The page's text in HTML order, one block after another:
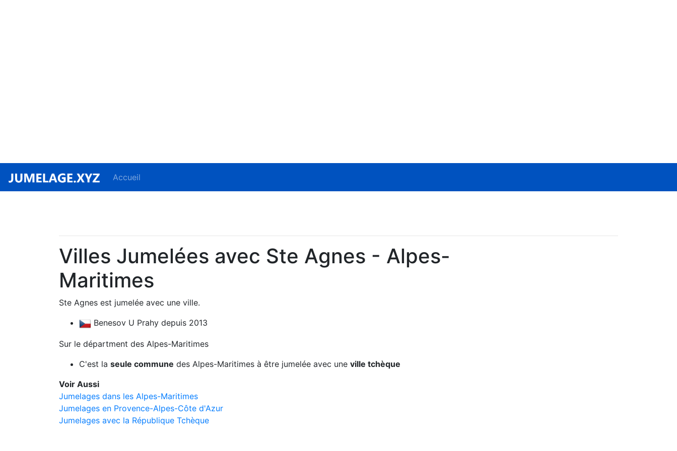
Accueil
Villes Jumelées avec Ste Agnes - Alpes-
Maritimes
Ste Agnes est jumelée avec une ville.
Benesov U Prahy depuis 2013
Sur le départment des Alpes-Maritimes
C'est la seule commune des Alpes-Maritimes à être jumelée avec une ville tchèque
Voir Aussi
Jumelages dans les Alpes-Maritimes
Jumelages en Provence-Alpes-Côte d'Azur
Jumelages avec la République Tchèque